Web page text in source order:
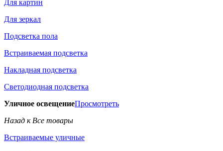
Для картин
Для зеркал
Подсветка пола
Встраиваемая подсветка
Накладная подсветка
Светодиодная подсветка
Уличное освещениеПросмотреть
Назад к Все товары
Встраиваемые уличные